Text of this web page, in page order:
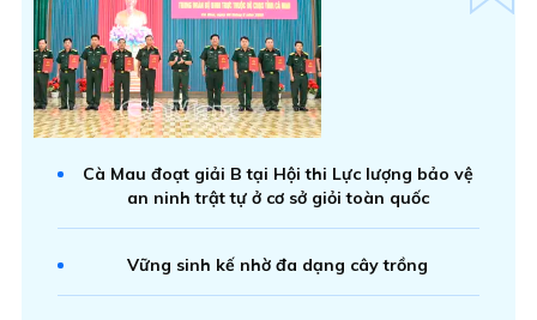
Cà Mau đoạt giải B tại Hội thi Lực lượng bảo vệ
an ninh trật tự ở cơ sở giỏi toàn quốc
Vững sinh kế nhờ đa dạng cây trồng